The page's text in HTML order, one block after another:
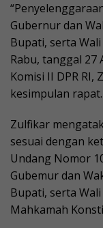
Gubernur dan
Bupati, serta
Rabu, tanggal 27
Komisi II DPR RI,
kesimpulan rapat.
Zulfikar
sesuai dengan
Undang Nomor
Gubemur dan
Bupati, serta
Mahkamah